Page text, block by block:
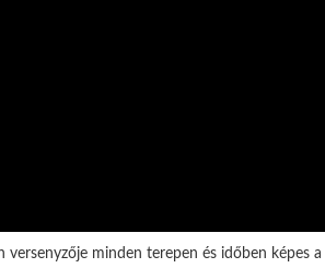
minden terepen és időben képes